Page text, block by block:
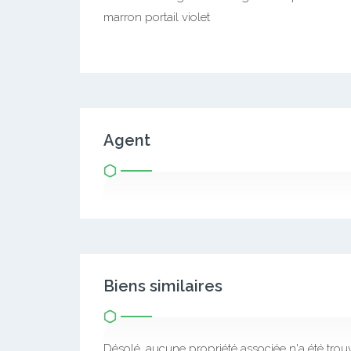
marron portail violet
Agent
Biens similaires